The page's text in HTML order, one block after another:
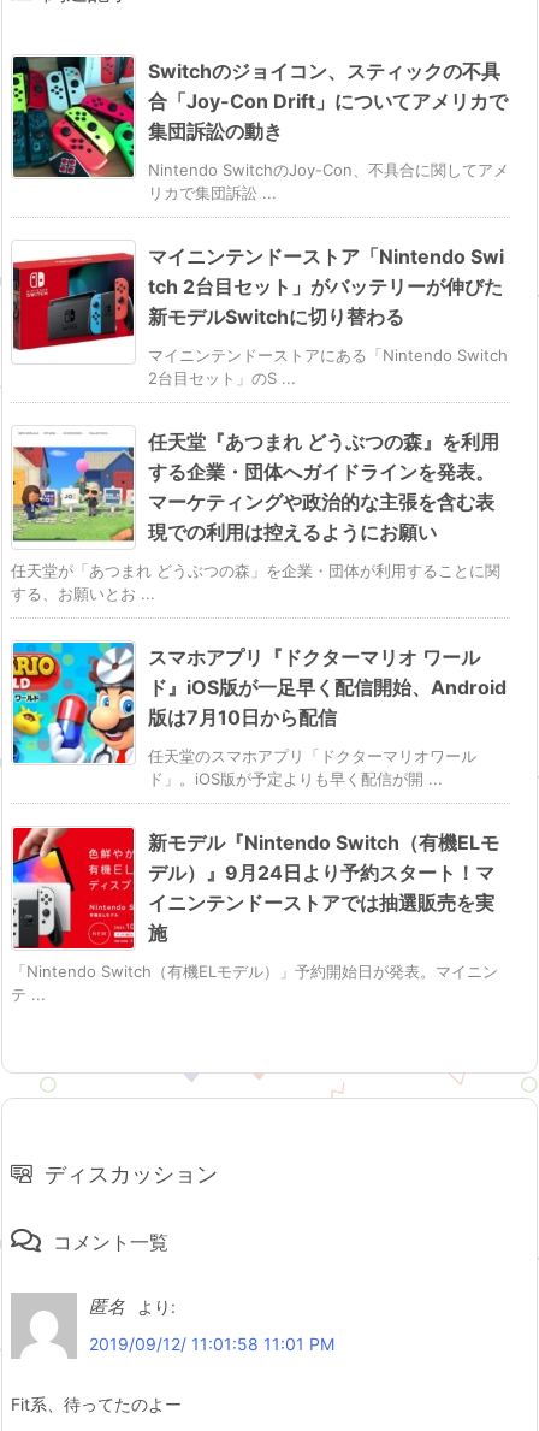
Switchのジョイコン、スティックの不具
合「Joy-Con Drift」についてアメリカで
集団訴訟の動き
Nintendo SwitchのJoy-Con、不具合に関してアメ
リカで集団訴訟 ...
マイニンテンドーストア「Nintendo Swi
tch 2台目セット」がバッテリーが伸びた
新モデルSwitchに切り替わる
マイニンテンドーストアにある「Nintendo Switch
2台目セット」のS ...
任天堂『あつまれ どうぶつの森』を利用
する企業・団体へガイドラインを発表。
マーケティングや政治的な主張を含む表
現での利用は控えるようにお願い
任天堂が「あつまれ どうぶつの森」を企業・団体が利用することに関
する、お願いとお ...
スマホアプリ『ドクターマリオ ワール
ド』iOS版が一足早く配信開始、Android
版は7月10日から配信
任天堂のスマホアプリ「ドクターマリオワール
ド」。iOS版が予定よりも早く配信が開 ...
新モデル『Nintendo Switch（有機ELモ
デル）』9月24日より予約スタート！マ
イニンテンドーストアでは抽選販売を実
施
「Nintendo Switch（有機ELモデル）」予約開始日が発表。マイニン
テ ...
ディスカッション
コメント一覧
匿名
より:
2019/09/12/ 11:01:58 11:01 PM
Fit系、待ってたのよー